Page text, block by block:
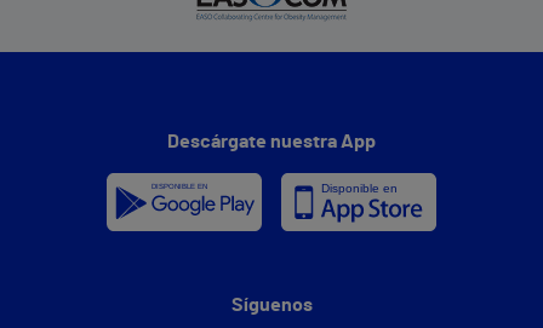
Descárgate nuestra App
Síguenos